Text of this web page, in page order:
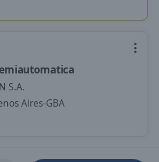
S.A.
Aires-GBA